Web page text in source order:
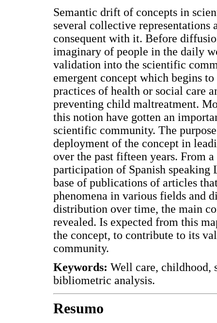
Semantic drift of concepts in
several collective
consequent with it. Before
imaginary of people in the daily
validation into the scientific
emergent concept which begins
practices of health or social care
preventing child maltreatment.
this notion have gotten an
scientific community. The
deployment of the concept in
over the past fifteen years. From
participation of Spanish speaking
base of publications of articles
phenomena in various fields and
distribution over time, the main
revealed. Is expected from this
the concept, to contribute to its
community.
Keywords: Well care, childhood,
bibliometric analysis.
Resumo